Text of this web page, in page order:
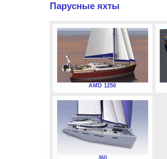
Парусные яхты
AMD 1250
J60